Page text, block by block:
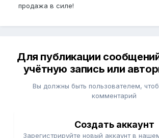
продажа в силе!
Для публикации
учётную запись или
Вы должны быть пользователем,
комментарий
Создать аккаунт
Зарегистрируйте новый аккаунт в